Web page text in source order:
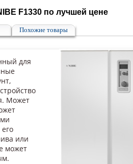
F1330 по лучшей цене
Похожие товары
для
Может
или
может